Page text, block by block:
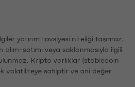
yatırım tavsiyesi niteliği taşımaz.
alım-satımı veya saklanmasıyla ilgili
Kripto varlıklar (stablecoin
volatiliteye sahiptir ve ani değer